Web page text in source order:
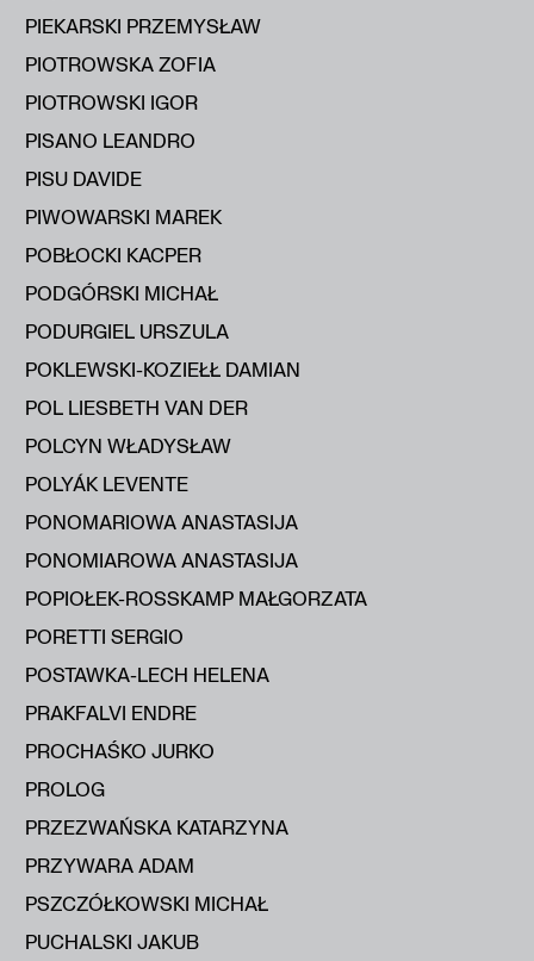
PIEKARSKI PRZEMYSŁAW
PIOTROWSKA ZOFIA
PIOTROWSKI IGOR
PISANO LEANDRO
PISU DAVIDE
PIWOWARSKI MAREK
POBŁOCKI KACPER
PODGÓRSKI MICHAŁ
PODURGIEL URSZULA
POKLEWSKI-KOZIEŁŁ DAMIAN
POL LIESBETH VAN DER
POLCYN WŁADYSŁAW
POLYÁK LEVENTE
PONOMARIOWA ANASTASIJA
PONOMIAROWA ANASTASIJA
POPIOŁEK-ROSSKAMP MAŁGORZATA
PORETTI SERGIO
POSTAWKA-LECH HELENA
PRAKFALVI ENDRE
PROCHAŚKO JURKO
PROLOG
PRZEZWAŃSKA KATARZYNA
PRZYWARA ADAM
PSZCZÓŁKOWSKI MICHAŁ
PUCHALSKI JAKUB